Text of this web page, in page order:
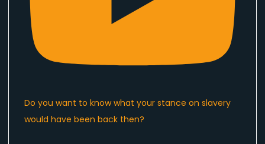
Do you want to know what your stance on slavery
would have been back then?